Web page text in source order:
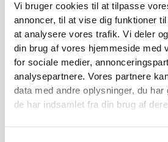
Vi bruger cookies til at tilpasse
annoncer, til at vise dig funktioner
at analysere vores trafik. Vi deler
din brug af vores hjemmeside med
for sociale medier,
analysepartnere. Vores partnere
data med andre oplysninger, du
de har indsamlet fra din brug af
VERSCHIEDENE
Hakeneisen zum
0020000612
10,00 kr.
Weiter zum